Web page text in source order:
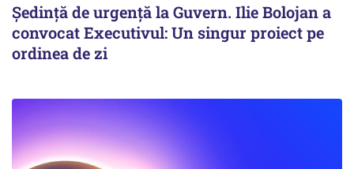
Ședință de urgență la Guvern. Ilie Bolojan a
convocat Executivul: Un singur proiect pe
ordinea de zi